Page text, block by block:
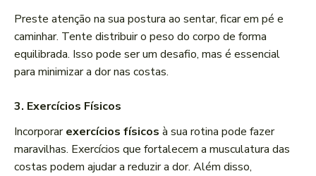
Preste atenção na sua postura ao sentar, ficar em pé e
caminhar. Tente distribuir o peso do corpo de forma
equilibrada. Isso pode ser um desafio, mas é essencial
para minimizar a dor nas costas.
3. Exercícios Físicos
Incorporarexercícios físicos à sua rotina pode fazer
maravilhas. Exercícios que fortalecem a musculatura das
costas podem ajudar a reduzir a dor. Além disso,